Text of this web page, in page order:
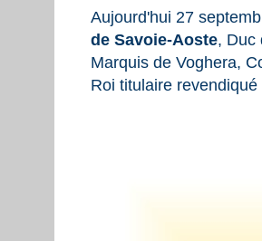
Aujourd'hui 27
de Savoie-Aoste, Duc
Marquis de Voghera,
Roi titulaire revendiqué